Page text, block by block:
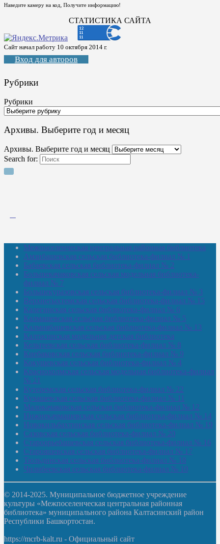
Наведите камеру на код, Получите информацию!
СТАТИСТИКА САЙТА
Сайт начал работу 10 октября 2014 г.
Вход для авторов
Рубрики
Рубрики
Архивы. Выберите год и месяц
Архивы. Выберите год и месяц
Search for:
Межпоселенческая центральная районная библиотека
Амзибашевская сельская библиотека-филиал № 1
Бабаевская сельская библиотека-филиал № 2
Большекачаковская сельская модельная библиотека-
филиал № 7
Большекуразовская сельская библиотека-филиал № 3
Верхнетыхтемская сельская библиотека-филиал № 15
Калегинская сельская библиотека-филиал № 6
Калмашевская сельская библиотека-филиал № 5
Калмиябашевская сельская библиотека-филиал № 13
Калтасинская модельная детская библиотека
Кельтеевская сельская библиотека-филиал № 8
Киебаковская сельская библиотека-филиал № 9
Кокушевская сельская библиотека-филиал № 4
Краснохолмская сельская модельная библиотека-филиал
№ 21
Кутеремская сельская библиотека-филиал № 22
Кучашевская сельская библиотека-филиал № 11
Малокачаковская сельская библиотека-филиал № 12
Нижнекачмашевская сельская библиотека-филиал № 14
Новокильбахтинская сельская библиотека-филиал № 19
Сазовская сельская библиотека-филиал № 20
Староорьебашевская сельская библиотека-филиал № 16
Старояшевская сельская библиотека-филиал № 17
Тюльдинская сельская библиотека-филиал № 18
Чилибеевская сельская библиотека-филиал № 10
© 2014-2025. Муниципальное бюджетное учреждение
культуры «Межпоселенческая центральная районная
библиотека» муниципального района Калтасинский район
Республики Башкортостан.
https://mcrb-kalt.ru - Официальный сайт